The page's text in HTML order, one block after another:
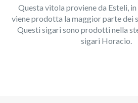
Questa vitola proviene da Esteli,
viene prodotta la maggior parte dei
Questi sigari sono prodotti nella
sigari Horacio.